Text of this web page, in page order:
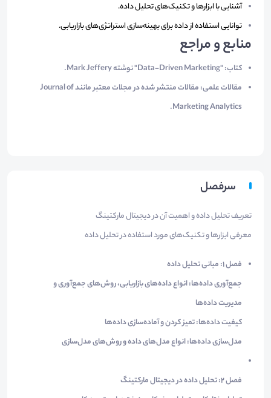
آشنایی با ابزارها و تکنیک‌های تحلیل داده.
توانایی استفاده از داده برای بهینه‌سازی استراتژی‌های بازاریابی.
منابع و مراجع
کتاب‌: "Data-Driven Marketing" نوشته Mark Jeffery.
مقالات علمی: مقالات منتشر شده در مجلات معتبر مانند Journal of
Marketing Analytics.
سرفصل
تعریف تحلیل داده و اهمیت آن در دیجیتال مارکتینگ
معرفی ابزارها و تکنیک‌های مورد استفاده در تحلیل داده
فصل ۱: مبانی تحلیل داده
جمع‌آوری داده‌ها: انواع داده‌های بازاریابی، روش‌های جمع‌آوری و
مدیریت داده‌ها
کیفیت داده‌ها: تمیز کردن و آماده‌سازی داده‌ها
مدل‌سازی داده‌ها: انواع مدل‌های داده و روش‌های مدل‌سازی
فصل ۲: تحلیل داده در دیجیتال مارکتینگ